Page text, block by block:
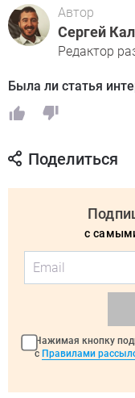
Автор
Сергей
Редактор
Была ли статья
Поделиться
с
Нажимая кнопку
с Правилами